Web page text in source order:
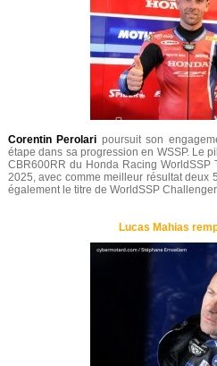
Corentin Perolari poursuit son
étape dans sa progression en WSSP. Le
CBR600RR du Honda Racing WorldSSP
2025, avec comme meilleur résultat deux
également le titre de WorldSSP
Lucas Mahias